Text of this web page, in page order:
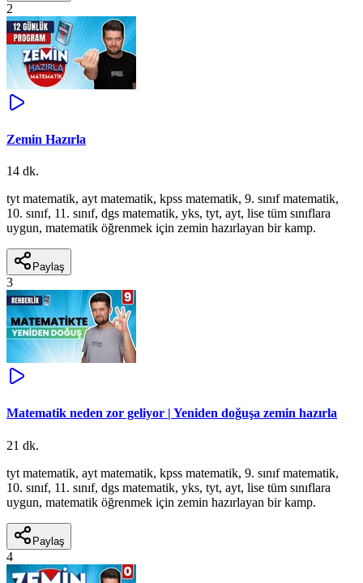
2
Zemin Hazırla
14 dk.
tyt matematik, ayt matematik, kpss matematik, 9. sınıf matematik,
10. sınıf, 11. sınıf, dgs matematik, yks, tyt, ayt, lise tüm sınıflara
uygun, matematik öğrenmek için zemin hazırlayan bir kamp.
Paylaş
3
Matematik neden zor geliyor | Yeniden doğuşa zemin hazırla
21 dk.
tyt matematik, ayt matematik, kpss matematik, 9. sınıf matematik,
10. sınıf, 11. sınıf, dgs matematik, yks, tyt, ayt, lise tüm sınıflara
uygun, matematik öğrenmek için zemin hazırlayan bir kamp.
Paylaş
4